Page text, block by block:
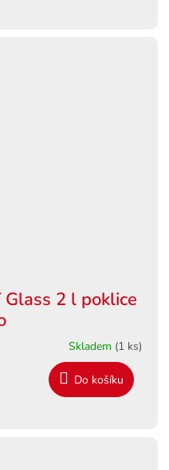
Glass 2 l poklice
Skladem (1 ks)
Do košíku